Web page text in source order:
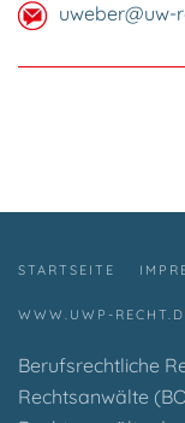
uweber@uw-
STARTSEITE
WWW.UWP-
Berufsrechtliche
Rechtsanwälte